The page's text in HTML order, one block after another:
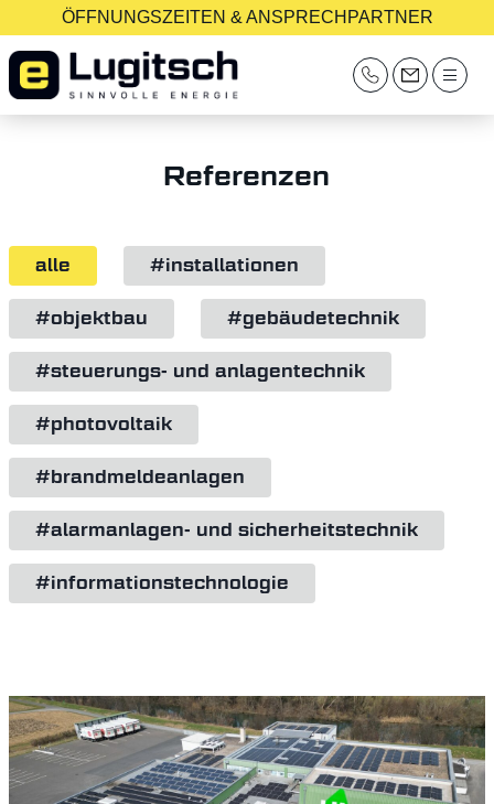
ÖFFNUNGSZEITEN & ANSPRECHPARTNER
Referenzen
alle #installationen
#objektbau #gebäudetechnik
#steuerungs- und anlagentechnik
#photovoltaik
#brandmeldeanlagen
#alarmanlagen- und sicherheitstechnik
#informationstechnologie